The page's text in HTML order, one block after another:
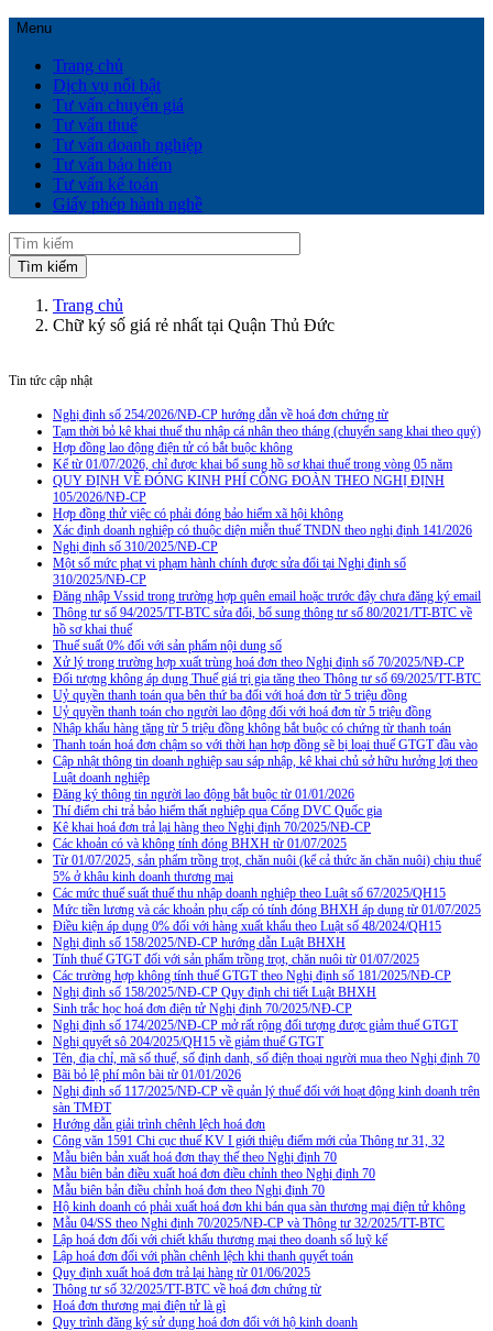
Menu
Trang chủ
Dịch vụ nổi bật
Tư vấn chuyển giá
Tư vấn thuế
Tư vấn doanh nghiệp
Tư vấn bảo hiểm
Tư vấn kế toán
Giấy phép hành nghề
Trang chủ
Chữ ký số giá rẻ nhất tại Quận Thủ Đức
Tin tức cập nhật
Nghị định số 254/2026/NĐ-CP hướng dẫn về hoá đơn chứng từ
Tạm thời bỏ kê khai thuế thu nhập cá nhân theo tháng (chuyển sang khai theo quý)
Hợp đồng lao động điện tử có bắt buộc không
Kể từ 01/07/2026, chỉ được khai bổ sung hồ sơ khai thuế trong vòng 05 năm
QUY ĐỊNH VỀ ĐÓNG KINH PHÍ CÔNG ĐOÀN THEO NGHỊ ĐỊNH
105/2026/NĐ-CP
Hợp đồng thử việc có phải đóng bảo hiểm xã hội không
Xác định doanh nghiệp có thuộc diện miễn thuế TNDN theo nghị định 141/2026
Nghị định số 310/2025/NĐ-CP
Một số mức phạt vi phạm hành chính được sửa đổi tại Nghị định số
310/2025/NĐ-CP
Đăng nhập Vssid trong trường hợp quên email hoặc trước đây chưa đăng ký email
Thông tư số 94/2025/TT-BTC sửa đổi, bổ sung thông tư số 80/2021/TT-BTC về
hồ sơ khai thuế
Thuế suất 0% đối với sản phẩm nội dung số
Xử lý trong trường hợp xuất trùng hoá đơn theo Nghị định số 70/2025/NĐ-CP
Đối tượng không áp dụng Thuế giá trị gia tăng theo Thông tư số 69/2025/TT-BTC
Uỷ quyền thanh toán qua bên thứ ba đối với hoá đơn từ 5 triệu đồng
Uỷ quyền thanh toán cho người lao động đối với hoá đơn từ 5 triệu đồng
Nhập khẩu hàng tặng từ 5 triệu đồng không bắt buộc có chứng từ thanh toán
Thanh toán hoá đơn chậm so với thời hạn hợp đồng sẽ bị loại thuế GTGT đầu vào
Cập nhật thông tin doanh nghiệp sau sáp nhập, kê khai chủ sở hữu hưởng lợi theo
Luật doanh nghiệp
Đăng ký thông tin người lao động bắt buộc từ 01/01/2026
Thí điểm chi trả bảo hiểm thất nghiệp qua Cổng DVC Quốc gia
Kê khai hoá đơn trả lại hàng theo Nghị định 70/2025/NĐ-CP
Các khoản có và không tính đóng BHXH từ 01/07/2025
Từ 01/07/2025, sản phẩm trồng trọt, chăn nuôi (kể cả thức ăn chăn nuôi) chịu thuế
5% ở khâu kinh doanh thương mại
Các mức thuế suất thuế thu nhập doanh nghiệp theo Luật số 67/2025/QH15
Mức tiền lương và các khoản phụ cấp có tính đóng BHXH áp dụng từ 01/07/2025
Điều kiện áp dụng 0% đối với hàng xuất khẩu theo Luật số 48/2024/QH15
Nghị định số 158/2025/NĐ-CP hướng dẫn Luật BHXH
Tính thuế GTGT đối với sản phẩm trồng trọt, chăn nuôi từ 01/07/2025
Các trường hợp không tính thuế GTGT theo Nghị định số 181/2025/NĐ-CP
Nghị định số 158/2025/NĐ-CP Quy định chi tiết Luật BHXH
Sinh trắc học hoá đơn điện tử Nghị định 70/2025/NĐ-CP
Nghị định số 174/2025/NĐ-CP mở rất rộng đối tượng được giảm thuế GTGT
Nghị quyết sô 204/2025/QH15 về giảm thuế GTGT
Tên, địa chỉ, mã số thuế, số định danh, số điện thoại người mua theo Nghị định 70
Bãi bỏ lệ phí môn bài từ 01/01/2026
Nghị định số 117/2025/NĐ-CP về quản lý thuế đối với hoạt động kinh doanh trên
sàn TMĐT
Hướng dẫn giải trình chênh lệch hoá đơn
Công văn 1591 Chi cục thuế KV I giới thiệu điểm mới của Thông tư 31, 32
Mẫu biên bản xuất hoá đơn thay thế theo Nghị định 70
Mẫu biên bản điều xuất hoá đơn điều chỉnh theo Nghị định 70
Mẫu biên bản điều chỉnh hoá đơn theo Nghị định 70
Hộ kinh doanh có phải xuất hoá đơn khi bán qua sàn thương mại điện tử không
Mẫu 04/SS theo Nghi định 70/2025/NĐ-CP và Thông tư 32/2025/TT-BTC
Lập hoá đơn đối với chiết khấu thương mại theo doanh số luỹ kế
Lập hoá đơn đối với phần chênh lệch khi thanh quyết toán
Quy định xuất hoá đơn trả lại hàng từ 01/06/2025
Thông tư số 32/2025/TT-BTC về hoá đơn chứng từ
Hoá đơn thương mại điện tử là gì
Quy trình đăng ký sử dụng hoá đơn đối với hộ kinh doanh